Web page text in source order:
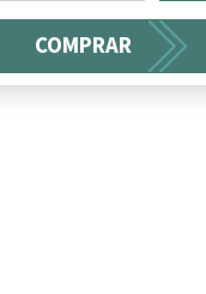
COMPRAR